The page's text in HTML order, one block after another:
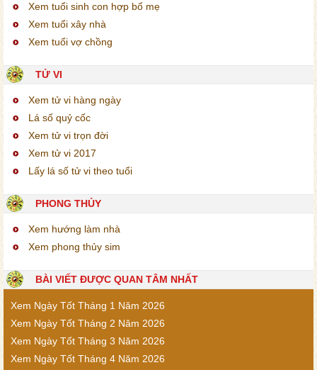
Xem tuổi sinh con hợp bố mẹ
Xem tuổi xây nhà
Xem tuổi vợ chồng
TỬ VI
Xem tử vi hàng ngày
Lá số quỷ cốc
Xem tử vi trọn đời
Xem tử vi 2017
Lấy lá số tử vi theo tuổi
PHONG THỦY
Xem hướng làm nhà
Xem phong thủy sim
BÀI VIẾT ĐƯỢC QUAN TÂM NHẤT
Xem Ngày Tốt Tháng 1 Năm 2026
Xem Ngày Tốt Tháng 2 Năm 2026
Xem Ngày Tốt Tháng 3 Năm 2026
Xem Ngày Tốt Tháng 4 Năm 2026